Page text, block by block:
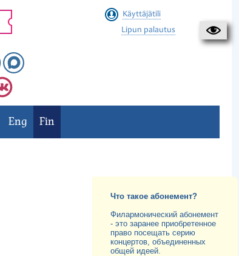
Käyttäjätili
Lipun palautus
Eng Fin
Что такое абонемент?
Филармонический абонемент
- это заранее приобретенное
право посещать серию
концертов, объединенных
общей идеей.